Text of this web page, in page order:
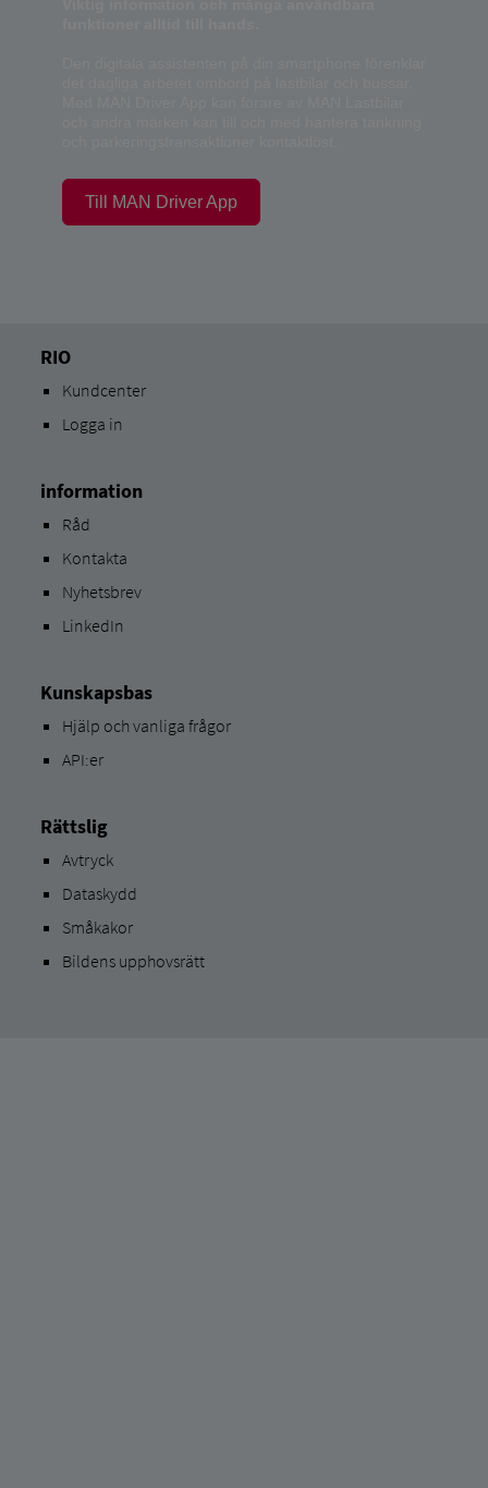
Till MAN Driver App
RIO
Kundcenter
Logga in
information
Råd
Kontakta
Nyhetsbrev
LinkedIn
Kunskapsbas
Hjälp och vanliga frågor
API:er
Rättslig
Avtryck
Dataskydd
Småkakor
Bildens upphovsrätt